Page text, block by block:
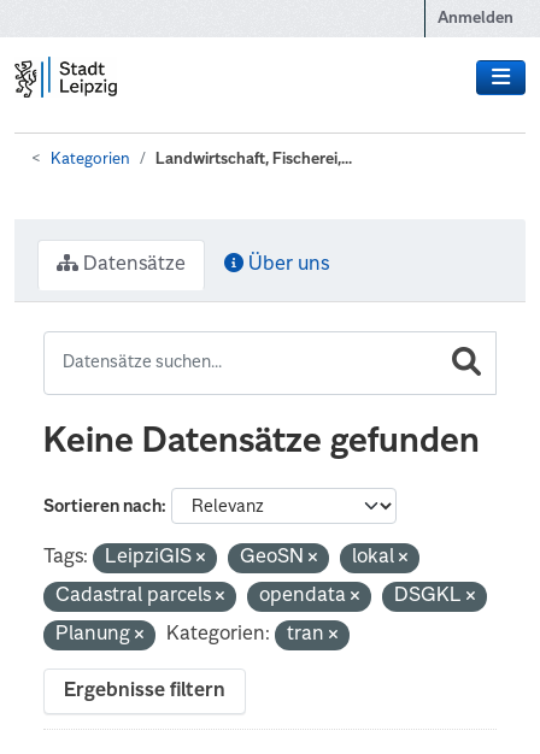
Anmelden
Kategorien Landwirtschaft, Fischerei,...
Datensätze Über uns
Keine Datensätze gefunden
Sortieren nach
Tags: LeipziGIS GeoSN
lokal
Cadastral parcels
opendata
DSGKL
Planung
Kategorien: tran
Ergebnisse filtern